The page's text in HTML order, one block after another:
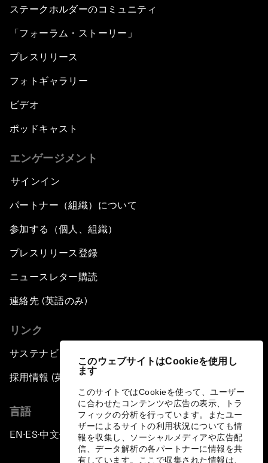
このウェブサイトはCookieを使用し
ます
このサイトではCookieを使って、ユーザー
に合わせたコンテンツや広告の表示、トラ
フィックの分析を行っています。またユー
ザーによるサイトの利用状況についても情
報を収集し、ソーシャルメディアや広告配
信、データ解析の各パートナーに情報を共
有しています。ここで収集された情報は、
ステークホルダーのコミュニティ
「フォーラム・ストーリー」
プレスリリース
フォトギャラリー
ビデオ
ポッドキャスト
エンゲージメント
サインイン
パートナー（組織）について
参加する（個人、組織）
プレスリリース登録
ニュースレター購読
連絡先 (英語のみ)
リンク
サステナビリティへの取り組み
採用情報 (英語のみ)
言語
EN ▪ES▪中文▪ 日本語